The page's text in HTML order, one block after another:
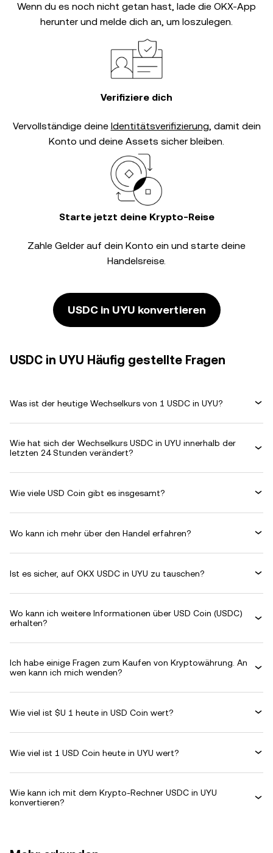
Wenn du es noch nicht getan hast, lade die OKX-App
herunter und melde dich an, um loszulegen.
Verifiziere dich
Vervollständige deine Identitätsverifizierung, damit dein
Konto und deine Assets sicher bleiben.
Starte jetzt deine Krypto-Reise
Zahle Gelder auf dein Konto ein und starte deine
Handelsreise.
USDC in UYU konvertieren
USDC in UYU Häufig gestellte Fragen
Was ist der heutige Wechselkurs von 1 USDC in UYU?
Wie hat sich der Wechselkurs USDC in UYU innerhalb der
letzten 24 Stunden verändert?
Wie viele USD Coin gibt es insgesamt?
Wo kann ich mehr über den Handel erfahren?
Ist es sicher, auf OKX USDC in UYU zu tauschen?
Wo kann ich weitere Informationen über USD Coin (USDC)
erhalten?
Ich habe einige Fragen zum Kaufen von Kryptowährung. An
wen kann ich mich wenden?
Wie viel ist $U 1 heute in USD Coin wert?
Wie viel ist 1 USD Coin heute in UYU wert?
Wie kann ich mit dem Krypto-Rechner USDC in UYU
konvertieren?